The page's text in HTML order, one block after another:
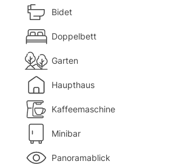
Bidet
Doppelbett
Garten
Haupthaus
Kaffeemaschine
Minibar
Panoramablick